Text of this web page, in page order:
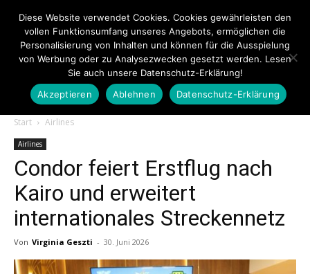
Touristiknews.de
|
Touristiknews
Start Airlines
Airlines
Condor feiert Erstflug nach
Kairo und erweitert
internationales Streckennetz
Von Virginia Geszti - 30. Juni 2026
Diese Website verwendet Cookies. Cookies gewährleisten den
vollen Funktionsumfang unseres Angebots, ermöglichen die
Personalisierung von Inhalten und können für die Ausspielung
von Werbung oder zu Analysezwecken gesetzt werden. Lesen
Sie auch unsere Datenschutz-Erklärung!
Akzeptieren
Ablehnen Datenschutz-Erklärung